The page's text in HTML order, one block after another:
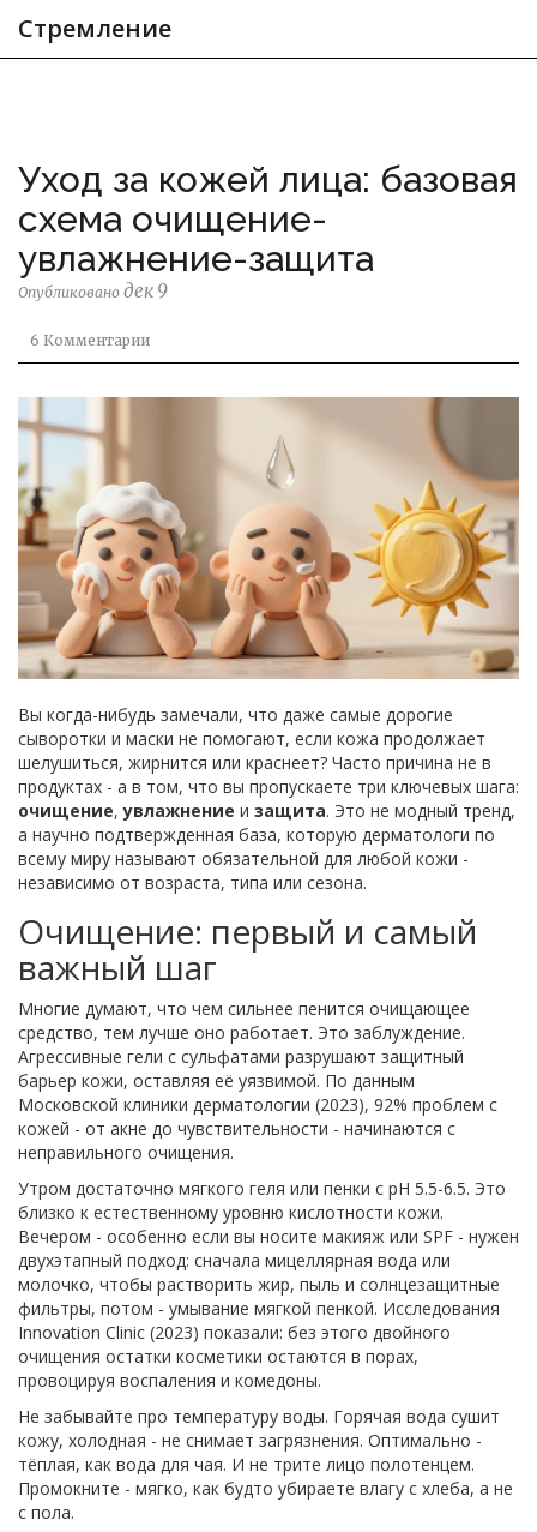
Стремление
Уход за кожей лица: базовая
схема очищение-
увлажнение-защита
Опубликовано дек 9
6 Комментарии
Вы когда-нибудь замечали, что даже самые дорогие
сыворотки и маски не помогают, если кожа продолжает
шелушиться, жирнится или краснеет? Часто причина не в
продуктах - а в том, что вы пропускаете три ключевых шага:
очищение,увлажнение и защита. Это не модный тренд,
а научно подтвержденная база, которую дерматологи по
всему миру называют обязательной для любой кожи -
независимо от возраста, типа или сезона.
Очищение: первый и самый
важный шаг
Многие думают, что чем сильнее пенится очищающее
средство, тем лучше оно работает. Это заблуждение.
Агрессивные гели с сульфатами разрушают защитный
барьер кожи, оставляя её уязвимой. По данным
Московской клиники дерматологии (2023), 92% проблем с
кожей - от акне до чувствительности - начинаются с
неправильного очищения.
Утром достаточно мягкого геля или пенки с pH 5.5-6.5. Это
близко к естественному уровню кислотности кожи.
Вечером - особенно если вы носите макияж или SPF - нужен
двухэтапный подход: сначала мицеллярная вода или
молочко, чтобы растворить жир, пыль и солнцезащитные
фильтры, потом - умывание мягкой пенкой. Исследования
Innovation Clinic (2023) показали: без этого двойного
очищения остатки косметики остаются в порах,
провоцируя воспаления и комедоны.
Не забывайте про температуру воды. Горячая вода сушит
кожу, холодная - не снимает загрязнения. Оптимально -
тёплая, как вода для чая. И не трите лицо полотенцем.
Промокните - мягко, как будто убираете влагу с хлеба, а не
с пола.